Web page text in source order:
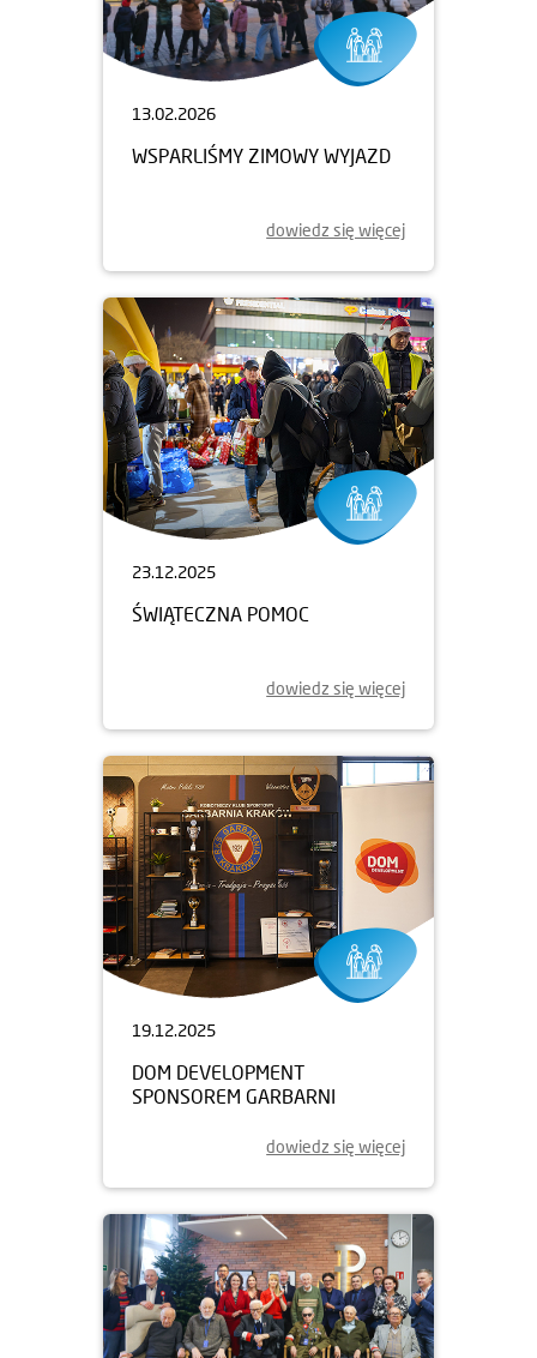
13.02.2026
WSPARLIŚMY ZIMOWY WYJAZD
dowiedz się więcej
23.12.2025
ŚWIĄTECZNA POMOC
dowiedz się więcej
19.12.2025
DOM DEVELOPMENT
SPONSOREM GARBARNI
dowiedz się więcej